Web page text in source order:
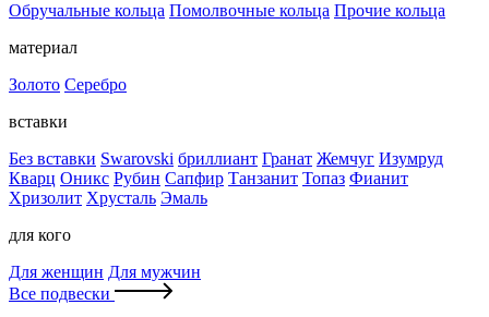
Обручальные кольца Помолвочные кольца Прочие кольца
материал
Золото Серебро
вставки
Без вставки Swarovski бриллиант Гранат Жемчуг Изумруд
Кварц Оникс Рубин Сапфир Танзанит Топаз Фианит
Хризолит Хрусталь Эмаль
для кого
Для женщин Для мужчин
Все подвески